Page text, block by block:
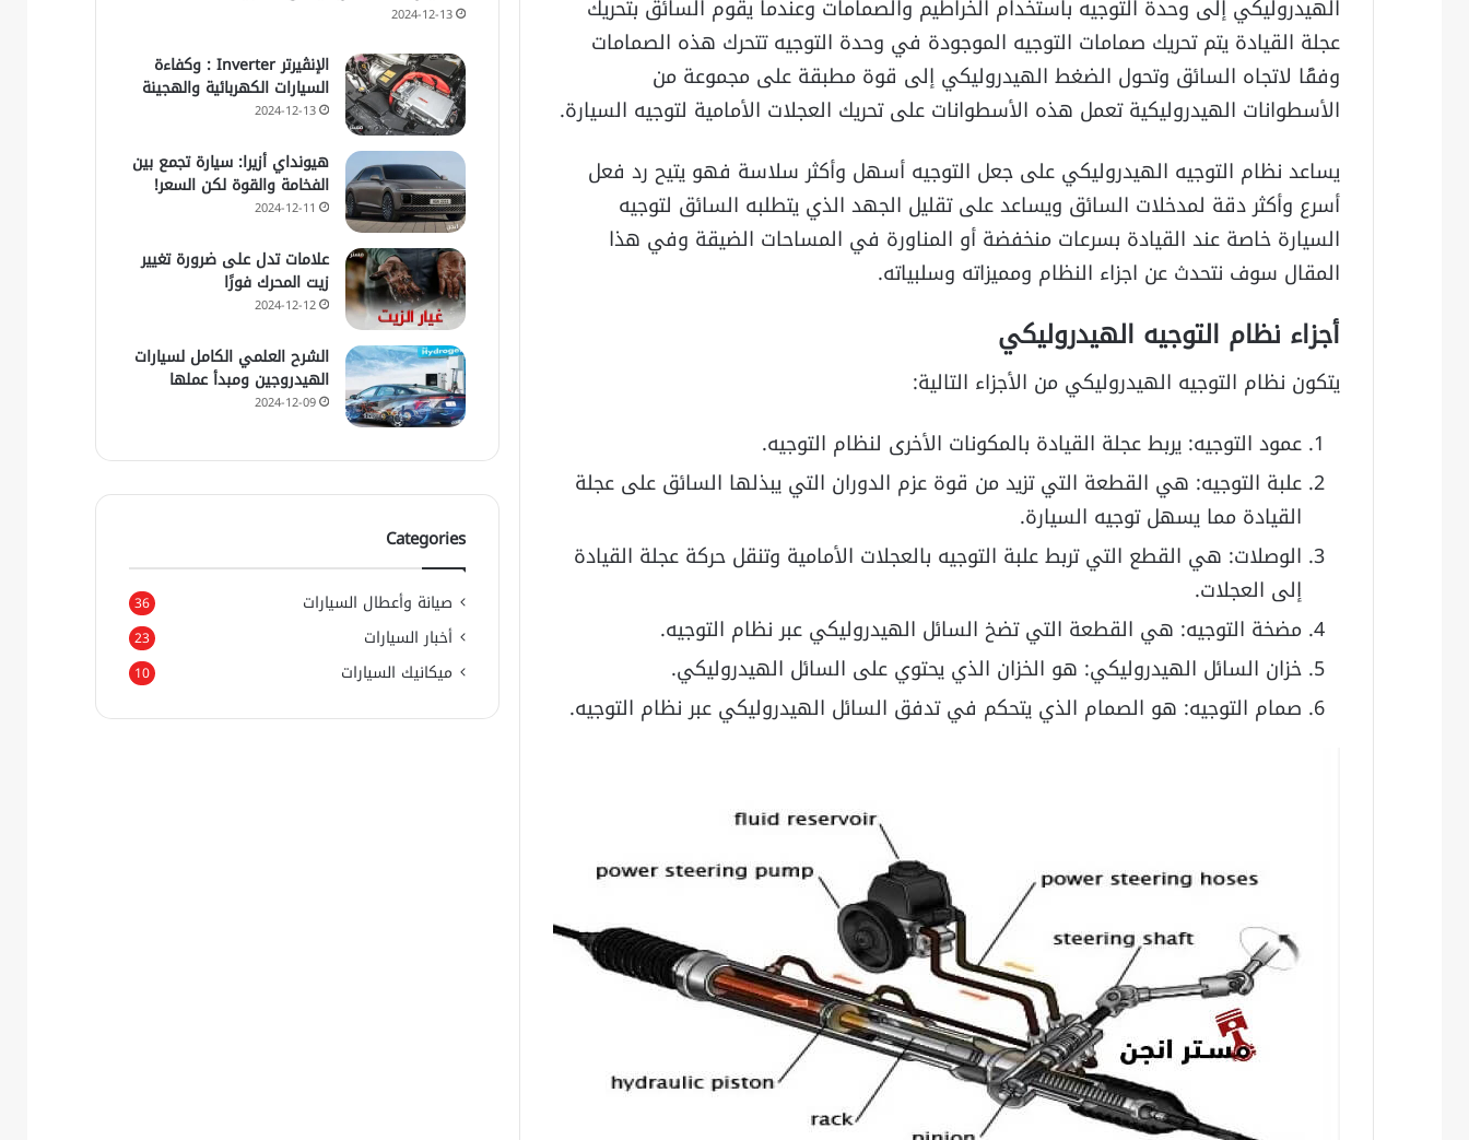
الهيدروليكي إلى وحدة التوجيه باستخدام الخراطيم والصمامات وعندما يقوم السائق بتحريك
عجلة القيادة يتم تحريك صمامات التوجيه الموجودة في وحدة التوجيه تتحرك هذه الصمامات
وفقًا لاتجاه السائق وتحول الضغط الهيدروليكي إلى قوة مطبقة على مجموعة من
الأسطوانات الهيدروليكية تعمل هذه الأسطوانات على تحريك العجلات الأمامية لتوجيه السيارة.
يساعد نظام التوجيه الهيدروليكي على جعل التوجيه أسهل وأكثر سلاسة فهو يتيح رد فعل
أسرع وأكثر دقة لمدخلات السائق ويساعد على تقليل الجهد الذي يتطلبه السائق لتوجيه
السيارة خاصة عند القيادة بسرعات منخفضة أو المناورة في المساحات الضيقة وفي هذا
المقال سوف نتحدث عن اجزاء النظام ومميزاته وسلبياته.
أجزاء نظام التوجيه الهيدروليكي
يتكون نظام التوجيه الهيدروليكي من الأجزاء التالية:
عمود التوجيه: يربط عجلة القيادة بالمكونات الأخرى لنظام التوجيه.
علبة التوجيه: هي القطعة التي تزيد من قوة عزم الدوران التي يبذلها السائق على عجلة
القيادة مما يسهل توجيه السيارة.
الوصلات: هي القطع التي تربط علبة التوجيه بالعجلات الأمامية وتنقل حركة عجلة القيادة
إلى العجلات.
مضخة التوجيه: هي القطعة التي تضخ السائل الهيدروليكي عبر نظام التوجيه.
خزان السائل الهيدروليكي: هو الخزان الذي يحتوي على السائل الهيدروليكي.
صمام التوجيه: هو الصمام الذي يتحكم في تدفق السائل الهيدروليكي عبر نظام التوجيه.
2024-12-13
الإنڤيرتر Inverter : وكفاءة
السيارات الكهربائية والهجينة
2024-12-13
هيونداي أزيرا: سيارة تجمع بين
الفخامة والقوة لكن السعر!
2024-12-11
علامات تدل على ضرورة تغيير
زيت المحرك فورًا
2024-12-12
الشرح العلمي الكامل لسيارات
الهيدروجين ومبدأ عملها
2024-12-09
Categories
صيانة وأعطال السيارات 36
أخبار السيارات 23
ميكانيك السيارات 10